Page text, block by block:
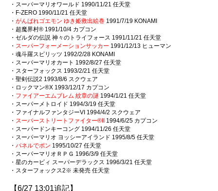
・スーパーマリオワールド 1990/11/21 任天堂
・F-ZERO 1990/11/21 任天堂
・ がんばれゴエモン ゆき姫救出絵巻 1991/7/19 KONAMI
・超魔界村® 1991/10/4 カプコン
・ゼルダの伝説 神々のトライフォース 1991/11/21 任天堂
・ スーパーフォーメーションサッカー 1991/12/13 ヒューマン
・魂斗羅スピリッツ 1992/2/28 KONAMI
・スーパーマリオカート 1992/8/27 任天堂
・スターフォックス 1993/2/21 任天堂
・聖剣伝説2 1993/8/6 スクウェア
・ロックマン®X 1993/12/17 カプコン
・ ファイアーエムブレム 紋章の謎 1994/1/21 任天堂
・スーパーメトロイド 1994/3/19 任天堂
・ファイナルファンタジーVI 1994/4/2 スクウェア
・ スーパーストリートファイター®II 1994/6/25 カプコン
・スーパードンキーコング 1994/11/26 任天堂
・スーパーマリオ ヨッシーアイランド 1995/8/5 任天堂
・ パネルでポン 1995/10/27 任天堂
・スーパーマリオＲＰＧ 1996/3/9 任天堂
・星のカービィ スーパーデラックス 1996/3/21 任天堂
・スターフォックス2※ 未発売 任天堂
【6/27 13:01追記】